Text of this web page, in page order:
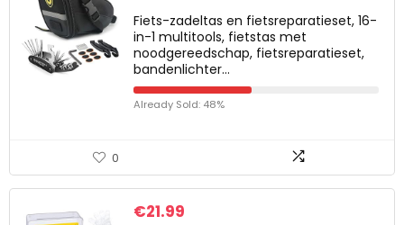
Fiets-zadeltas en fietsreparatieset, 16-
in-1 multitools, fietstas met
noodgereedschap, fietsreparatieset,
bandenlichter…
Already Sold: 48%
0
€21.99